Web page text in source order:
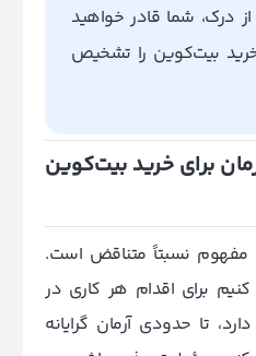
درک، شما قادر خواهید
بیت‌کوین را تشخیص
برای خرید بیت‌کوین
نسبتاً متناقض است.
برای اقدام هر کاری در
تا حدودی آرمان گرایانه